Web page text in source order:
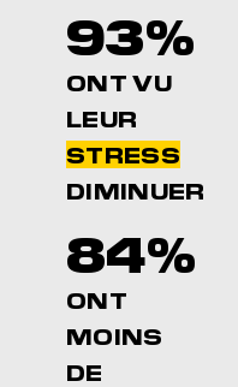
93%
ONT VU
LEUR
STRESS
DIMINUER
84%
ONT
MOINS
DE